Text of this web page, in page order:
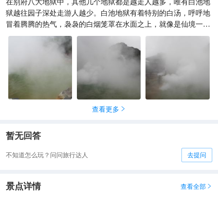
在别府八大地狱中，其他几个地狱都是越走人越多，唯有白池地
狱越往园子深处走游人越少。白池地狱有着特别的白汤，呼呼地
冒着腾腾的热气，袅袅的白烟笼罩在水面之上，就像是仙境一
样。
查看更多 
暂无回答
不知道怎么玩？问问旅行达人 去提问
景点详情 查看全部 